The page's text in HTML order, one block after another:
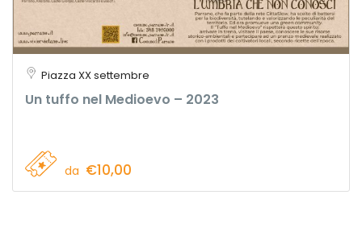
Piazza XX settembre
Un tuffo nel Medioevo – 2023
da €10,00